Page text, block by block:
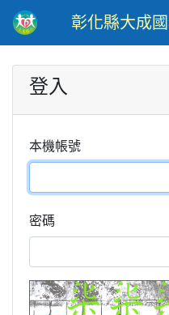
彰化縣大成
登入
本機帳號
密碼